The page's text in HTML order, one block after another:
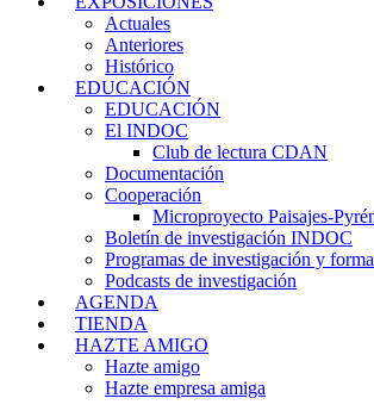
Actuales
Anteriores
Histórico
EDUCACIÓN
EDUCACIÓN
El INDOC
Club de lectura CDAN
Documentación
Cooperación
Microproyecto Paisajes-
Boletín de investigación INDOC
Programas de investigación y
Podcasts de investigación
AGENDA
TIENDA
HAZTE AMIGO
Hazte amigo
Hazte empresa amiga